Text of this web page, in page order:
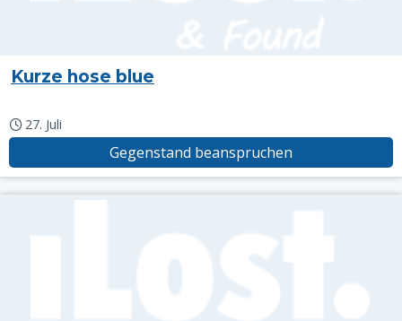
Kurze hose blue
27. Juli
Gegenstand beanspruchen